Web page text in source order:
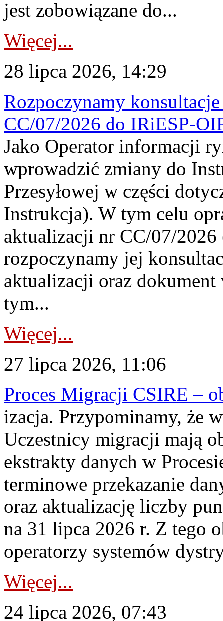
jest zobowiązane do...
Więcej...
28 lipca 2026, 14:29
Rozpoczynamy
CC/07/2026 do IRiESP-
Jako Operator informacji
wprowadzić zmiany do
Przesyłowej w części
Instrukcja). W tym celu
aktualizacji nr CC/07/
rozpoczynamy jej
aktualizacji oraz
tym...
Więcej...
27 lipca 2026, 11:06
Proces Migracji CSIRE –
izacja. Przypominamy, że
Uczestnicy migracji mają
ekstrakty danych w
terminowe przekazanie
oraz aktualizację liczby
na 31 lipca 2026 r. Z tego
operatorzy systemów
Więcej...
24 lipca 2026, 07:43